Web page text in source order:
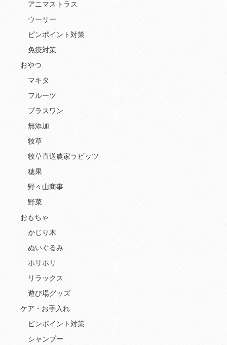
アニマストラス
ウーリー
ピンポイント対策
免疫対策
おやつ
マキタ
フルーツ
プラスワン
無添加
牧草
牧草直送農家ラビッツ
穂果
野々山商事
野菜
おもちゃ
かじり木
ぬいぐるみ
ホリホリ
リラックス
遊び場グッズ
ケア・お手入れ
ピンポイント対策
シャンプー